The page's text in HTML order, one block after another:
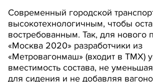
Современный городской
высокотехнологичным, чтобы
востребованным. Так, для нового
«Москва 2020» разработчики из
«Метровагонмаш» (входит в ТМХ)
вместимость состава, не
для сидения и не добавляя